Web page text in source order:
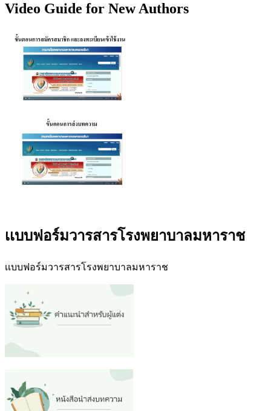
Video Guide for New Authors
เเบบฟอร์มวารสารโรงพยาบาลมหาราช
เเบบฟอร์มวารสารโรงพยาบาลมหาราช